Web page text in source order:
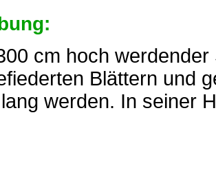
cm hoch
Blättern und
werden. In seiner